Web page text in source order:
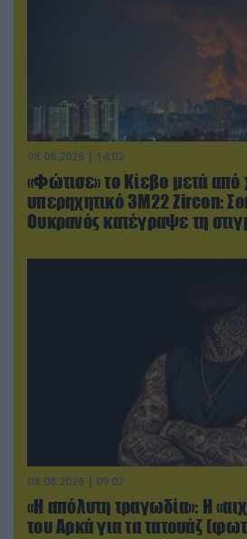
08.08.2026 | 14:02
«Φώτισε» το Κίεβο μετά
υπερηχητικό 3M22 Zircon:
Ουκρανός κατέγραψε τη
08.08.2026 | 09:02
«Η απόλυτη τραγωδία»: Η
του Αρκά για τα τατουάζ